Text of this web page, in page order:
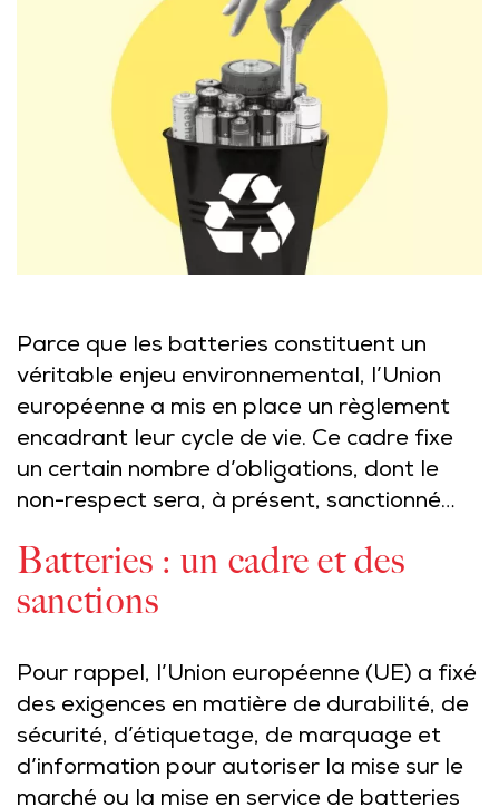
Parce que les batteries constituent un
véritable enjeu environnemental, l’Union
européenne a mis en place un règlement
encadrant leur cycle de vie. Ce cadre fixe
un certain nombre d’obligations, dont le
non-respect sera, à présent, sanctionné…
Batteries : un cadre et des
sanctions
Pour rappel, l’Union européenne (UE) a fixé
des exigences en matière de durabilité, de
sécurité, d’étiquetage, de marquage et
d’information pour autoriser la mise sur le
marché ou la mise en service de batteries